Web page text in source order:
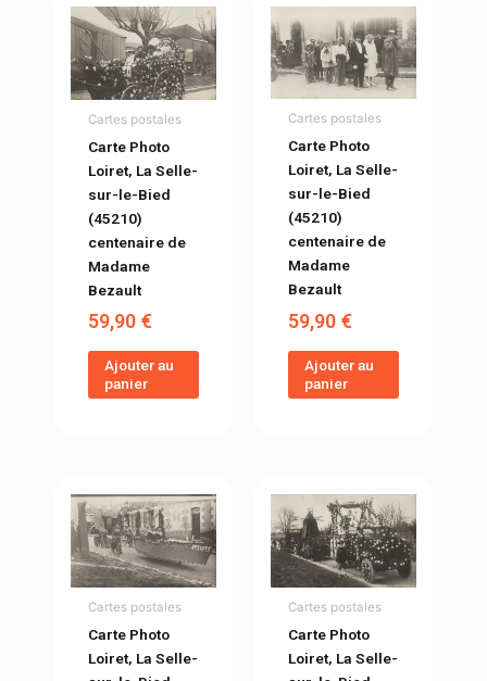
Cartes postales
Carte Photo
Loiret, La Selle-
sur-le-Bied
(45210)
centenaire de
Madame
Bezault
59,90€
Ajouter au
panier
Cartes postales
Carte Photo
Loiret, La Selle-
sur-le-Bied
(45210)
centenaire de
Madame
Bezault
59,90€
Ajouter au
panier
Cartes postales
Carte Photo
Loiret, La Selle-
Cartes postales
Carte Photo
Loiret, La Selle-